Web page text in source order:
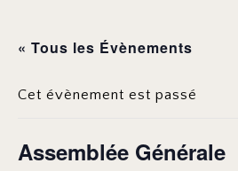
« Tous les Évènements
Cet évènement est passé
Assemblée Générale